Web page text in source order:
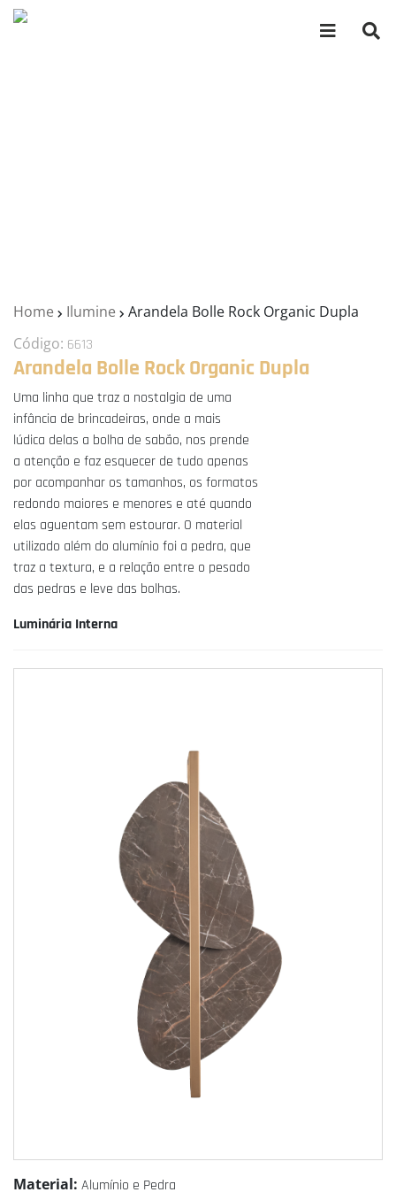
Home Ilumine
Arandela Bolle Rock Organic Dupla
Código: 6613
Arandela Bolle Rock Organic Dupla
Uma linha que traz a nostalgia de uma
infância de brincadeiras, onde a mais
lúdica delas a bolha de sabão, nos prende
a atenção e faz esquecer de tudo apenas
por acompanhar os tamanhos, os formatos
redondo maiores e menores e até quando
elas aguentam sem estourar. O material
utilizado além do alumínio foi a pedra, que
traz a textura, e a relação entre o pesado
das pedras e leve das bolhas.
Luminária Interna
Material: Alumínio e Pedra